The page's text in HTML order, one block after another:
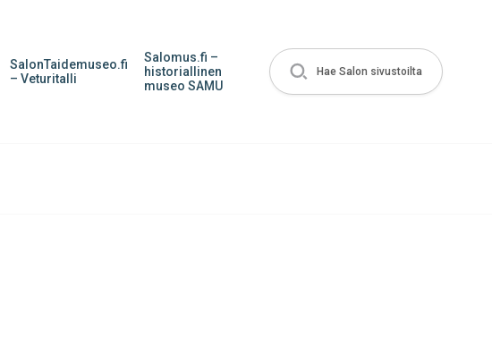
SalonTaidemuseo.fi
– Veturitalli
Salomus.fi –
historiallinen
museo SAMU
Hae Salon sivustoilta